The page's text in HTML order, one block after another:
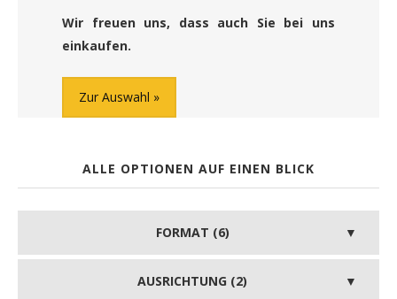
Wir freuen uns, dass auch Sie bei uns
einkaufen.
Zur Auswahl
ALLE OPTIONEN AUF EINEN BLICK
FORMAT (6)
AUSRICHTUNG (2)